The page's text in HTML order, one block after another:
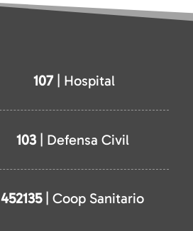
107| Hospital
103| Defensa Civil
452135| Coop Sanitario